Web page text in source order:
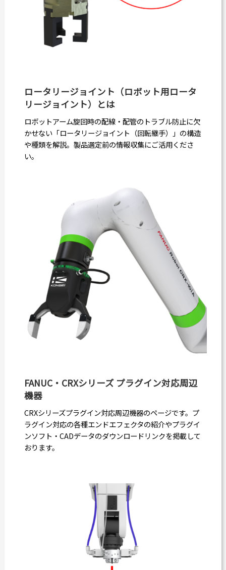
ロータリージョイント（ロボット用ロータ
リージョイント）とは
ロボットアーム旋回時の配線・配管のトラブル防止に欠
かせない「ロータリージョイント（回転継手）」の構造
や種類を解説。製品選定前の情報収集にご活用くださ
い。
FANUC・CRXシリーズ プラグイン対応周辺
機器
CRXシリーズプラグイン対応周辺機器のページです。プ
ラグイン対応の各種エンドエフェクタの紹介やプラグイ
ンソフト・CADデータのダウンロードリンクを掲載して
おります。
Japanese
Thai